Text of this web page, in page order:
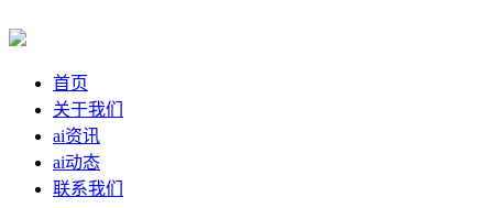
首页
关于我们
ai资讯
ai动态
联系我们